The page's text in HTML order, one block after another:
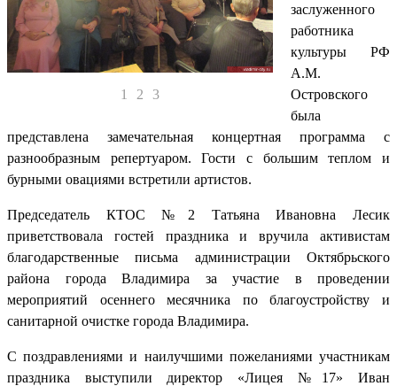
1 2 3
заслуженного
работника
культуры РФ
А.М.
Островского
была
представлена замечательная концертная программа с
разнообразным репертуаром. Гости с большим теплом и
бурными овациями встретили артистов.
Председатель КТОС №2 Татьяна Ивановна Лесик
приветствовала гостей праздника и вручила активистам
благодарственные письма администрации Октябрьского
района города Владимира за участие в проведении
мероприятий осеннего месячника по благоустройству и
санитарной очистке города Владимира.
С поздравлениями и наилучшими пожеланиями участникам
праздника выступили директор «Лицея №17» Иван